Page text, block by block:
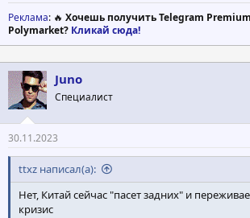
Реклама: 🔥 Хочешь получить Telegram
Polymarket? Кликай сюда!
Juno
Специалист
30.11.2023
ttxz написал(а):
Нет, Китай сейчас "пасет задних" и
кризис